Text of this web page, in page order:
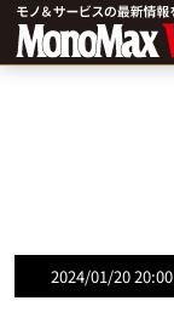
2024/01/20 20:00